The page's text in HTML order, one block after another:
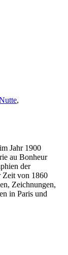
,
Jahr 1900
au Bonheur
der
Zeit von 1860
Zeichnungen,
in Paris und